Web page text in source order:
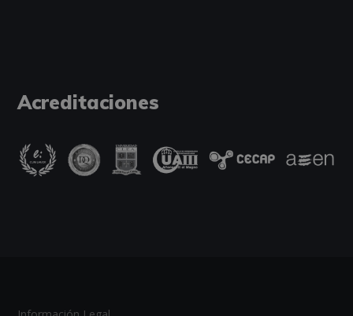
Acreditaciones